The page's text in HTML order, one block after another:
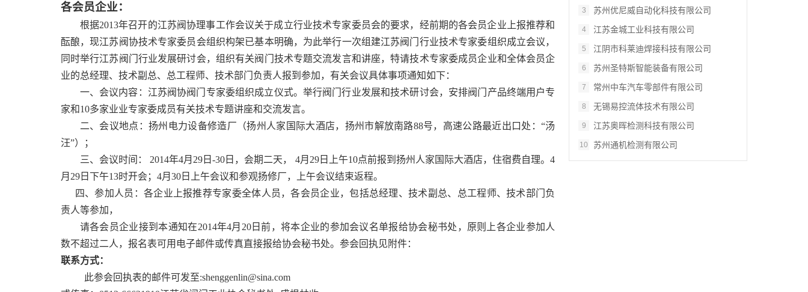
各会员企业：
根据2013年召开的江苏阀协理事工作会议关于成立行业技术专家委员会的要求，经前期的各会员企业上报推荐和
酝酿，现江苏阀协技术专家委员会组织构架已基本明确，为此举行一次组建江苏阀门行业技术专家委组织成立会议，
同时举行江苏阀门行业发展研讨会，组织有关阀门技术专题交流发言和讲座，特请技术专家委成员企业和全体会员企
业的总经理、技术副总、总工程师、技术部门负责人报到参加，有关会议具体事项通知如下：
一、 会议内容：江苏阀协阀门专家委组织成立仪式。举行阀门行业发展和技术研讨会，安排阀门产品终端用户专
家和10多家业业专家委成员有关技术专题讲座和交流发言。
二、 会议地点：扬州电力设备修造厂（扬州人家国际大酒店，扬州市解放南路88号，高速公路最近出口处：“汤
汪”）；
三、会议时间： 2014年4月 29 日-30 日，会期二天， 4月 29日上午10点前报到扬州人家国际大酒店，住宿费自理。4
月 29日下午13时开会； 4月 30日上午会议和参观扬修厂，上午会议结束返程。
四、参加人员：各企业上报推荐专家委全体人员，各会员企业，包括总经理、技术副总、总工程师、技术部门负
责人等参加，
请各会员企业接到本通知在2014年4月 20日前，将本企业的参加会议名单报给协会秘书处，原则上各企业参加人
数不超过二人，报名表可用电子邮件或传真直接报给协会秘书处。参会回执见附件：
联系方式：
此参会回执表的邮件可发至:shenggenlin@sina.com
3 苏州优尼威自动化科技有限公司
4 江苏金城工业科技有限公司
5 江阴市科莱迪焊接科技有限公司
6 苏州圣特斯智能装备有限公司
7 常州中车汽车零部件有限公司
8 无锡易控流体技术有限公司
9 江苏奥晖检测科技有限公司
10 苏州通机检测有限公司